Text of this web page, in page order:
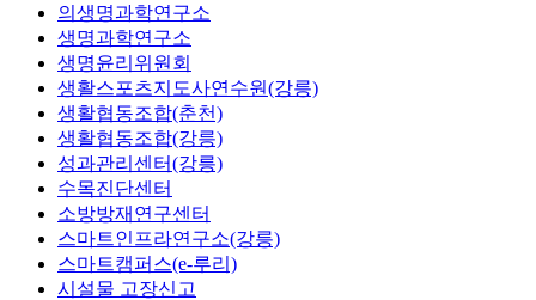
의생명과학연구소
생명과학연구소
생명윤리위원회
생활스포츠지도사연수원(강릉)
생활협동조합(춘천)
생활협동조합(강릉)
성과관리센터(강릉)
수목진단센터
소방방재연구센터
스마트인프라연구소(강릉)
스마트캠퍼스(e-루리)
시설물 고장신고